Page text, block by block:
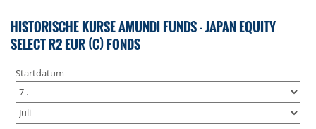
HISTORISCHE KURSE AMUNDI FUNDS - JAPAN EQUITY
SELECT R2 EUR (C) FONDS
Startdatum